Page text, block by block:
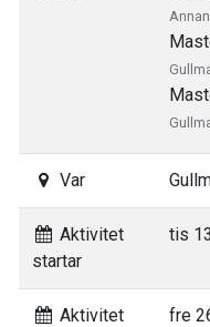
Var
Aktivitet
startar
tis
Aktivitet
fre